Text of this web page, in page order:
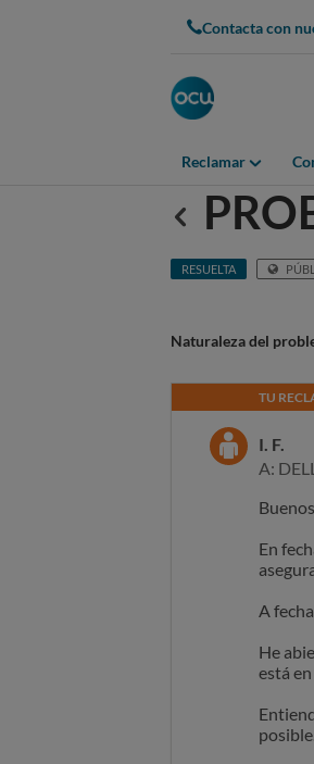
Contacta con
Reclamar
RESUELTA
Naturaleza del
TU
I. F.
A: DELL
En
A
He
está